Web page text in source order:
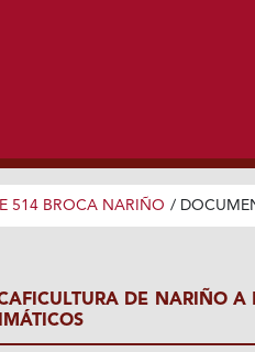
514 BROCA NARIÑO /
DE NARIÑO A